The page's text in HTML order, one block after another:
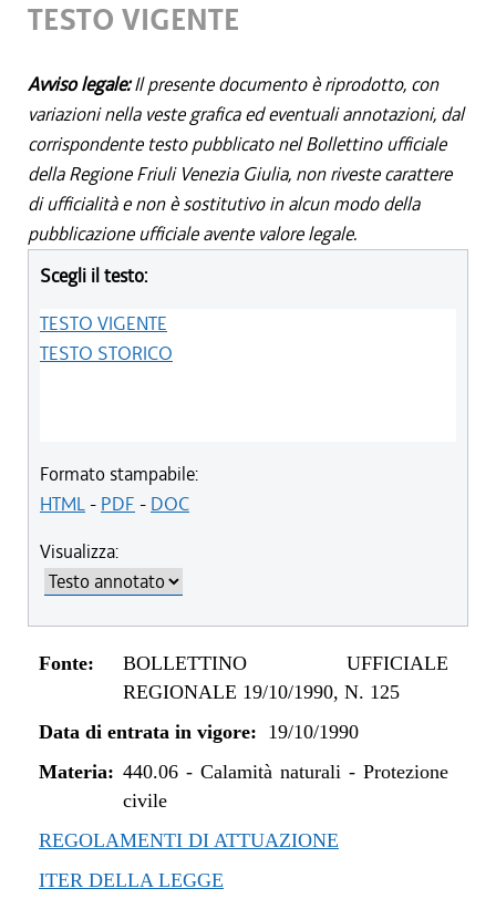
TESTO VIGENTE
Avviso legale:Il presente documento è riprodotto, con
variazioni nella veste grafica ed eventuali annotazioni, dal
corrispondente testo pubblicato nel Bollettino ufficiale
della Regione Friuli Venezia Giulia, non riveste carattere
di ufficialità e non è sostitutivo in alcun modo della
pubblicazione ufficiale avente valore legale.
Scegli il testo:
TESTO VIGENTE
TESTO STORICO
Formato stampabile:
HTML- PDF - DOC
Visualizza:
Fonte:
BOLLETTINO UFFICIALE
REGIONALE 19/10/1990, N. 125
Data di entrata in vigore: 19/10/1990
Materia: 440.06- Calamità naturali - Protezione
civile
REGOLAMENTI DI ATTUAZIONE
ITER DELLA LEGGE